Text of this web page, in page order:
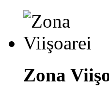
Zona